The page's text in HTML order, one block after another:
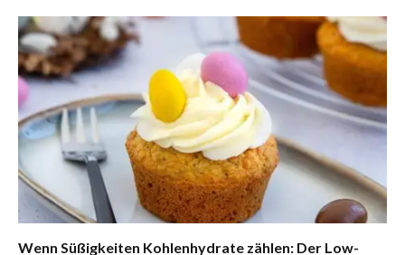
Wenn Süßigkeiten Kohlenhydrate zählen: Der Low-